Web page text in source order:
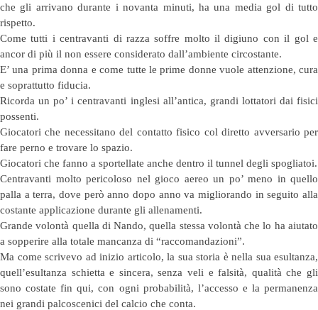
che gli arrivano durante i novanta minuti, ha una media gol di tutto
rispetto.
Come tutti i centravanti di razza soffre molto il digiuno con il gol e
ancor di più il non essere considerato dall’ambiente circostante.
E’ una prima donna e come tutte le prime donne vuole attenzione, cura
e soprattutto fiducia.
Ricorda un po’ i centravanti inglesi all’antica, grandi lottatori dai fisici
possenti.
Giocatori che necessitano del contatto fisico col diretto avversario per
fare perno e trovare lo spazio.
Giocatori che fanno a sportellate anche dentro il tunnel degli spogliatoi.
Centravanti molto pericoloso nel gioco aereo un po’ meno in quello
palla a terra, dove però anno dopo anno va migliorando in seguito alla
costante applicazione durante gli allenamenti.
Grande volontà quella di Nando, quella stessa volontà che lo ha aiutato
a sopperire alla totale mancanza di “raccomandazioni”.
Ma come scrivevo ad inizio articolo, la sua storia è nella sua esultanza,
quell’esultanza schietta e sincera, senza veli e falsità, qualità che gli
sono costate fin qui, con ogni probabilità, l’accesso e la permanenza
nei grandi palcoscenici del calcio che conta.